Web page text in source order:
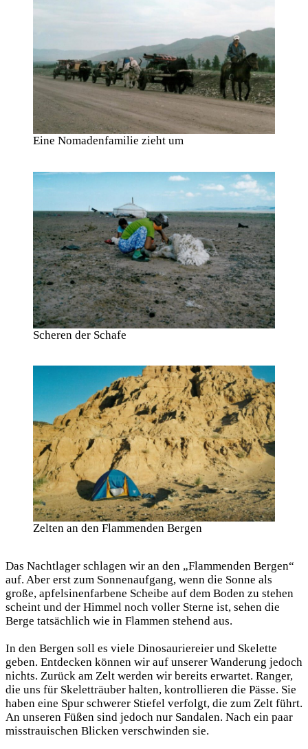
Eine Nomadenfamilie zieht um
Scheren der Schafe
Zelten an den Flammenden Bergen
Das Nachtlager schlagen wir an den „Flammenden Bergen“
auf. Aber erst zum Sonnenaufgang, wenn die Sonne als
große, apfelsinenfarbene Scheibe auf dem Boden zu stehen
scheint und der Himmel noch voller Sterne ist, sehen die
Berge tatsächlich wie in Flammen stehend aus.
In den Bergen soll es viele Dinosauriereier und Skelette
geben. Entdecken können wir auf unserer Wanderung jedoch
nichts. Zurück am Zelt werden wir bereits erwartet. Ranger,
die uns für Skeletträuber halten, kontrollieren die Pässe. Sie
haben eine Spur schwerer Stiefel verfolgt, die zum Zelt führt.
An unseren Füßen sind jedoch nur Sandalen. Nach ein paar
misstrauischen Blicken verschwinden sie.